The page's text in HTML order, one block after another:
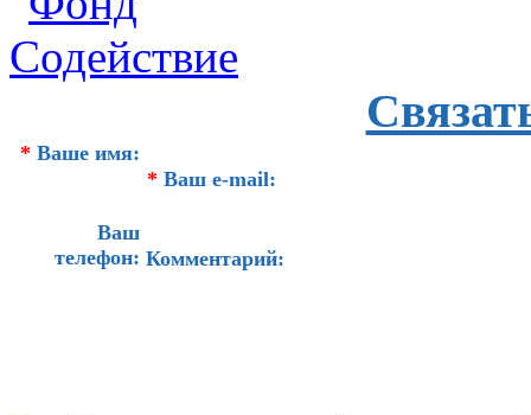
* Ваше имя:
* Ваш e-mail:
Ваш
телефон: Комментарий: